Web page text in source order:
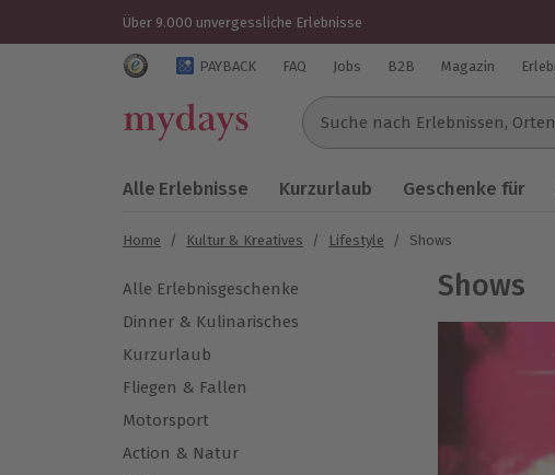
Über 9.000 unvergessliche Erlebnisse
Trustedshops Bewertungen für mydays.de
PAYBACK FAQ Jobs B2B Magazin
Suche nach Erlebnissen...
Alle Erlebnisse Kurzurlaub Geschenke für
Home / Kultur & Kreatives / Lifestyle / Shows
Alle Erlebnisgeschenke
Dinner & Kulinarisches
Kurzurlaub
Fliegen & Fallen
Motorsport
Action & Natur
Shows